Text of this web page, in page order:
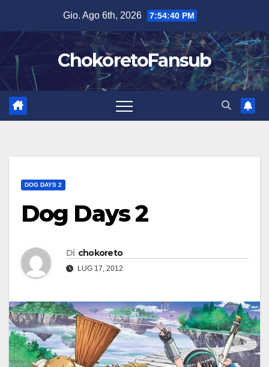
contenuto
Gio. Ago 6th, 2026 7:54:41 PM
ChokoretoFansub
DOG DAYS 2
Dog Days 2
Di chokoreto
LUG 17, 2012